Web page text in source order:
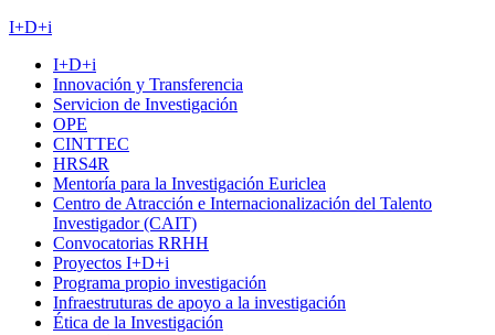
I+D+i
I+D+i
Innovación y Transferencia
Servicion de Investigación
OPE
CINTTEC
HRS4R
Mentoría para la Investigación Euriclea
Centro de Atracción e Internacionalización del Talento
Investigador (CAIT)
Convocatorias RRHH
Proyectos I+D+i
Programa propio investigación
Infraestruturas de apoyo a la investigación
Ética de la Investigación